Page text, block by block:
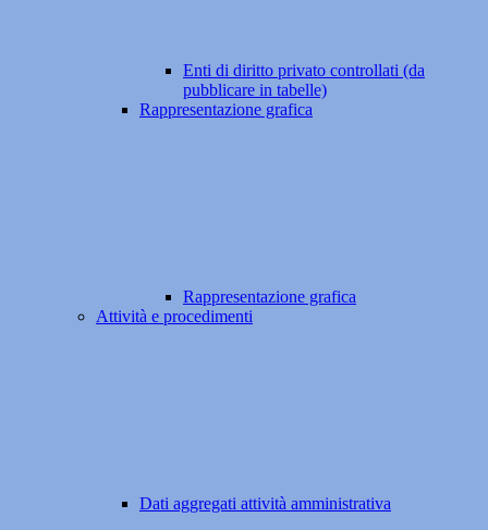
Enti di diritto privato controllati (da
pubblicare in tabelle)
Rappresentazione grafica
Rappresentazione grafica
Attività e procedimenti
Dati aggregati attività amministrativa